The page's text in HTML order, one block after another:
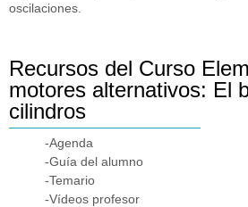
oscilaciones.
Recursos del Curso
motores alternativos: El
cilindros
-Agenda
-Guía del alumno
-Temario
-Vídeos profesor